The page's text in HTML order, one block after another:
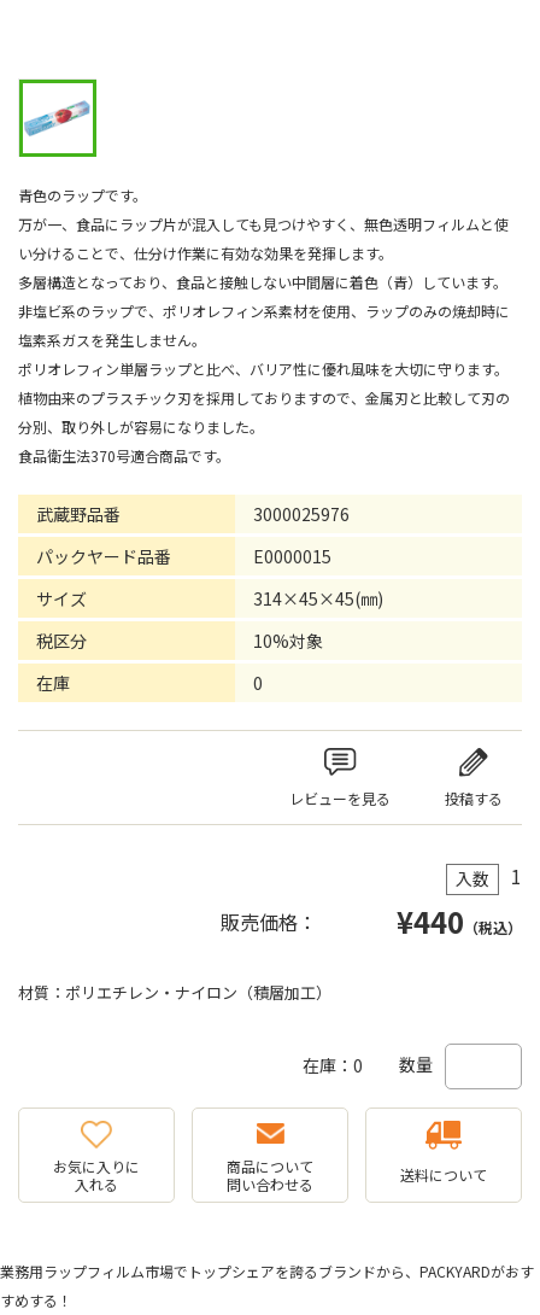
青色のラップです。
万が一、食品にラップ片が混入しても見つけやすく、無色透明フィルムと使
い分けることで、仕分け作業に有効な効果を発揮します。
多層構造となっており、食品と接触しない中間層に着色（青）しています。
非塩ビ系のラップで、ポリオレフィン系素材を使用、ラップのみの焼却時に
塩素系ガスを発生しません。
ポリオレフィン単層ラップと比べ、バリア性に優れ風味を大切に守ります。
植物由来のプラスチック刃を採用しておりますので、金属刃と比較して刃の
分別、取り外しが容易になりました。
食品衛生法370号適合商品です。
武蔵野品番
3000025976
パックヤード品番
E0000015
サイズ
314×45×45(㎜)
税区分
10%対象
在庫
0
レビューを見る 投稿する
入数
1
販売価格：
¥440 （税込）
材質：ポリエチレン・ナイロン（積層加工）
在庫：0 数量
お気に入りに
入れる
商品について
問い合わせる
送料について
業務用ラップフィルム市場でトップシェアを誇るブランドから、PACKYARDがおす
すめする！